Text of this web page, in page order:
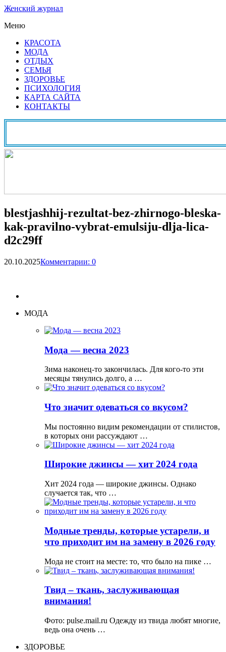
Женский журнал
Меню
КРАСОТА
МОДА
ОТДЫХ
СЕМЬЯ
ЗДОРОВЬЕ
ПСИХОЛОГИЯ
КАРТА САЙТА
КОНТАКТЫ
blestjashhij-rezultat-bez-zhirnogo-bleska-
kak-pravilno-vybrat-emulsiju-dlja-lica-
d2c29ff
20.10.2025Комментарии: 0
МОДА
Мода — весна 2023
Зима наконец-то закончилась. Для кого-то эти
месяцы тянулись долго, а …
Что значит одеваться со вкусом?
Мы постоянно видим рекомендации от стилистов,
в которых они рассуждают …
Широкие джинсы — хит 2024 года
Хит 2024 года — широкие джинсы. Однако
случается так, что …
Модные тренды, которые устарели, и
что приходит им на замену в 2026 году
Мода не стоит на месте: то, что было на пике …
Твид – ткань, заслуживающая
внимания!
Фото: pulse.mail.ru Одежду из твида любят многие,
ведь она очень …
ЗДОРОВЬЕ